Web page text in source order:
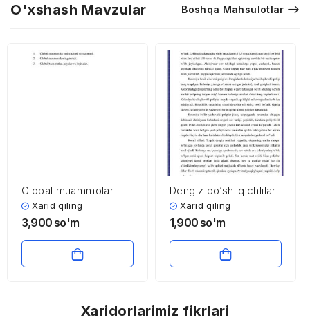
O'xshash Mavzular Boshqa Mahsulotlar
Global muammolar
Xarid qiling
3,900 so'm
Dengiz bo’shliqichlilari
Xarid qiling
1,900 so'm
Xaridorlarimiz fikrlari